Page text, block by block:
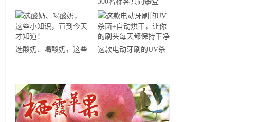
市
2019国际垂直马拉松超
级精英赛顺德海骏达中
心站欢乐开跑
选酸奶、喝酸奶，这些
这款电动牙刷的UV杀